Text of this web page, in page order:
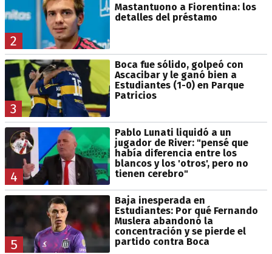
2
Mastantuono a Fiorentina: los
detalles del préstamo
3
Boca fue sólido, golpeó con
Ascacibar y le ganó bien a
Estudiantes (1-0) en Parque
Patricios
4
Pablo Lunati liquidó a un
jugador de River: "pensé que
había diferencia entre los
blancos y los 'otros', pero no
tienen cerebro"
5
Baja inesperada en
Estudiantes: Por qué Fernando
Muslera abandonó la
concentración y se pierde el
partido contra Boca